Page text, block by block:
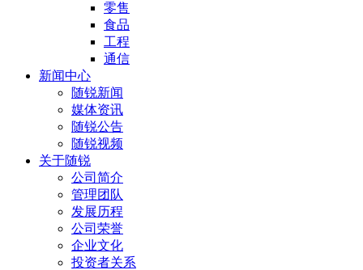
零售
食品
工程
通信
新闻中心
随锐新闻
媒体资讯
随锐公告
随锐视频
关于随锐
公司简介
管理团队
发展历程
公司荣誉
企业文化
投资者关系